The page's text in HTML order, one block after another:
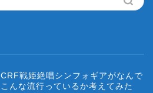
CRF戦姫絶唱シンフォギアがなんで
こんな流行っているか考えてみた